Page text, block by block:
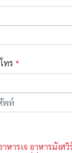
ทร *
ารเจ อาหารมังสวิ